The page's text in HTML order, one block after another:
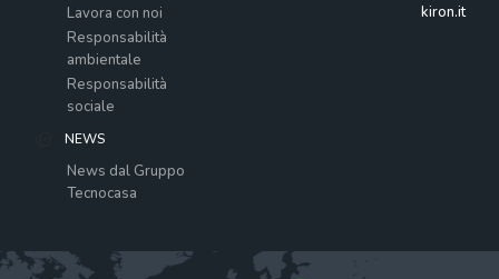
Lavora con noi
Responsabilità
ambientale
Responsabilità
sociale
NEWS
News dal Gruppo
Tecnocasa
kiron.it